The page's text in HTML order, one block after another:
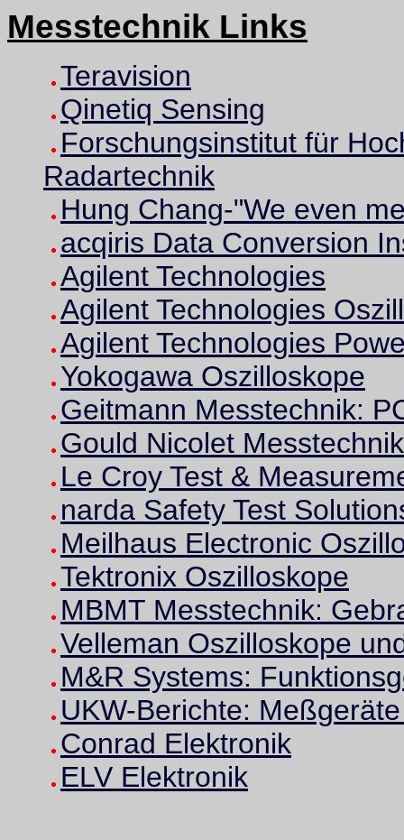
Messtechnik Links
Teravision
Qinetiq Sensing
Forschungsinstitut für
Radartechnik
Hung Chang-"We even
acqiris Data Conversion
Agilent Technologies
Agilent Technologies
Agilent Technologies
Yokogawa Oszilloskope
Geitmann Messtechnik:
Gould Nicolet Messtechnik
Le Croy Test &
narda Safety Test
Meilhaus Electronic
Tektronix Oszilloskope
MBMT Messtechnik:
Velleman Oszilloskope
M&R Systems:
UKW-Berichte:
Conrad Elektronik
ELV Elektronik